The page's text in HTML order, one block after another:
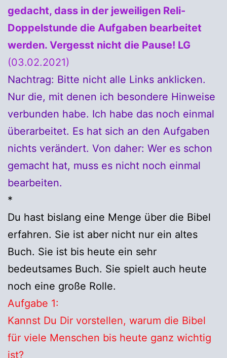
gedacht, dass in der jeweiligen Reli-
Doppelstunde die Aufgaben bearbeitet
werden. Vergesst nicht die Pause! LG
(03.02.2021)
Nachtrag: Bitte nicht alle Links anklicken.
Nur die, mit denen ich besondere Hinweise
verbunden habe. Ich habe das noch einmal
überarbeitet. Es hat sich an den Aufgaben
nichts verändert. Von daher: Wer es schon
gemacht hat, muss es nicht noch einmal
bearbeiten.
*
Du hast bislang eine Menge über die Bibel
erfahren. Sie ist aber nicht nur ein altes
Buch. Sie ist bis heute ein sehr
bedeutsames Buch. Sie spielt auch heute
noch eine große Rolle.
Aufgabe 1:
Kannst Du Dir vorstellen, warum die Bibel
für viele Menschen bis heute ganz wichtig
ist?